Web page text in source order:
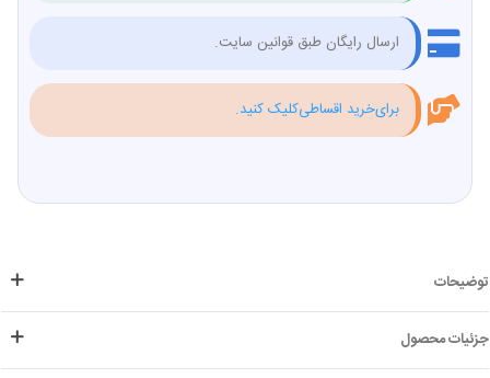
ارسال رایگان طبق قوانین سایت.
برای‌خرید اقساطی‌کلیک کنید.
توضیحات
جزئیات محصول